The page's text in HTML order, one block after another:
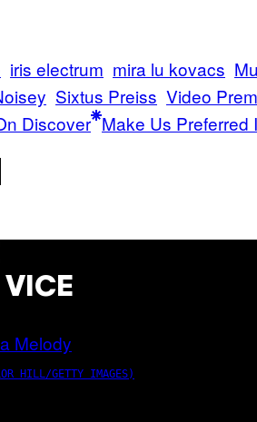
iris electrum mira lu kovacs
Sixtus Preiss Video
Discover Make Us Preferred
VICE
HILL/GETTY IMAGES)